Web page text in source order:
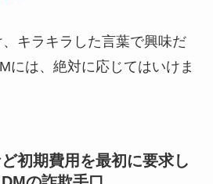
キラキラした言葉で興味だ
には、絶対に応じてはいけま
初期費用を最初に要求し